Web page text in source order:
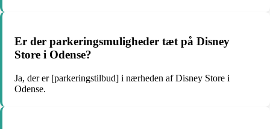
Er der parkeringsmuligheder tæt på Disney
Store i Odense?
Ja, der er [parkeringstilbud] i nærheden af Disney Store i
Odense.